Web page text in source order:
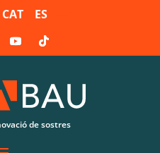
CAT ES
de sostres